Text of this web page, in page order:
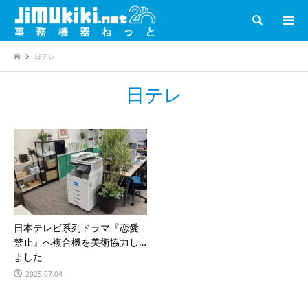
検索
日テレ
日テレ
日本テレビ系列ドラマ『恋愛
禁止』へ複合機を美術協力し
ました
2025.07.04